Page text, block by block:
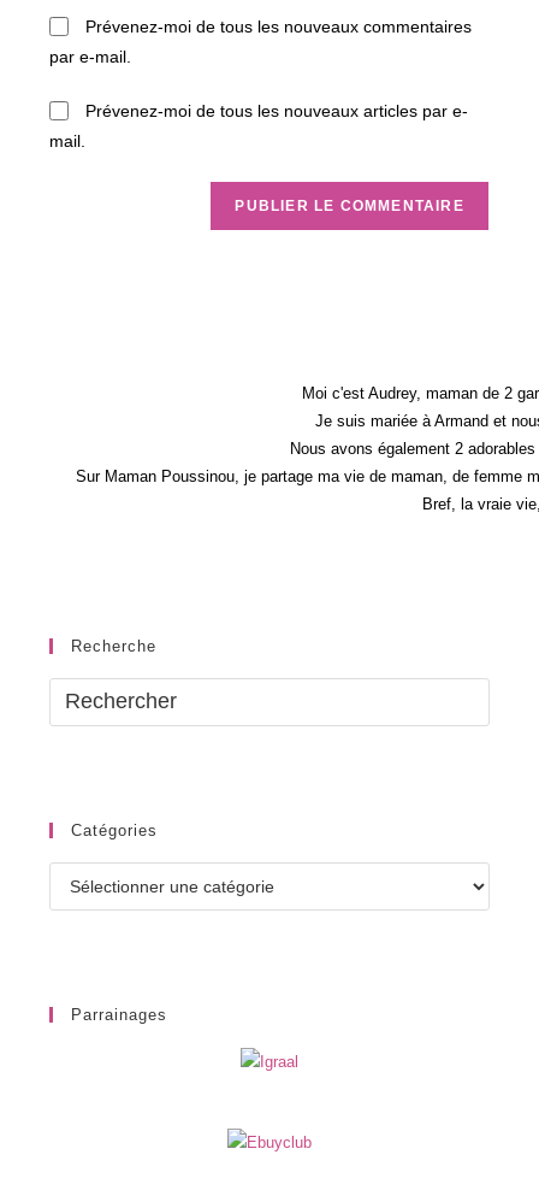
comment
de
(facultatif)
Prévenez-moi de tous les nouveaux commentaires
par e-mail.
Prévenez-moi de tous les nouveaux articles par e-
mail.
Moi c'est Audrey, maman de 2
Je suis mariée à Armand et
Nous avons également 2
Sur Maman Poussinou, je partage ma vie de maman, de femme
Bref, la vraie
Recherche
Catégories
Parrainages